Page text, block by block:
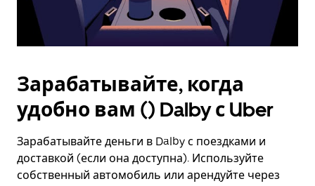
Зарабатывайте, когда
удобно вам () Dalby с Uber
Зарабатывайте деньги в Dalby с поездками и
доставкой (если она доступна). Используйте
собственный автомобиль или арендуйте через